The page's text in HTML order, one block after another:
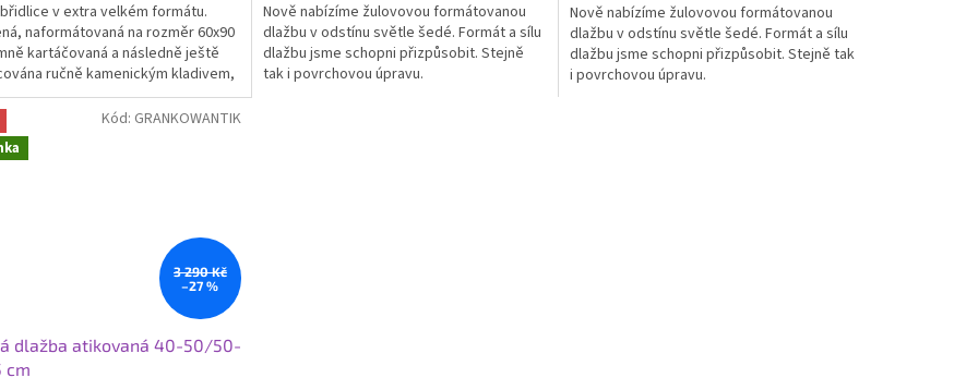
v extra velkém formátu.
naformátovaná na rozměr 60x90
kartáčovaná a následně ještě
ručně kamenickým kladivem,
exkluzivní a luxusní materiál do
projektu. Její kvalita ji předurčuje
plochy, jako jsou terasy,
zahradní nášlapy, fasádní
z
5
hvězdiček.
Nově nabízíme žulovovou formátovanou
dlažbu v odstínu světle šedé. Formát a sílu
dlažbu jsme schopni přizpůsobit. Stejně
tak i povrchovou úpravu.
Nově nabízíme žulovovou formátovanou
dlažbu v odstínu světle šedé. Formát a sílu
dlažbu jsme schopni přizpůsobit. Stejně tak
i povrchovou úpravu.
3 290 Kč
–27 %
dlažba atikovaná 40-50/50-
cm
Kód: GRANKOWANTIK